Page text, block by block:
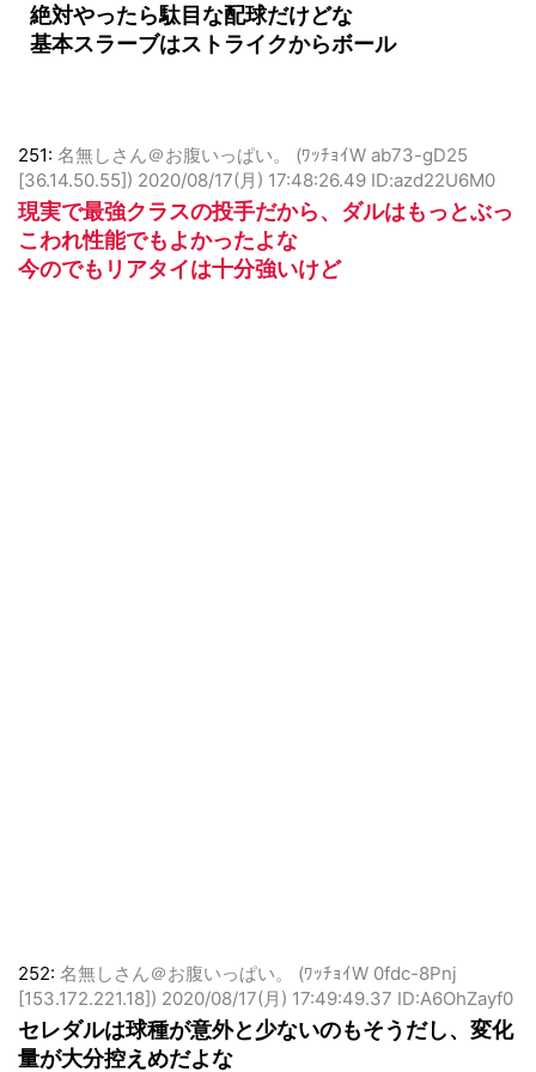
絶対やったら駄目な配球だけどな
基本スラーブはストライクからボール
251: 名無しさん＠お腹いっぱい。 (ﾜｯﾁｮｲW ab73-gD25
[36.14.50.55]) 2020/08/17(月) 17:48:26.49 ID:azd22U6M0
現実で最強クラスの投手だから、ダルはもっとぶっ
こわれ性能でもよかったよな
今のでもリアタイは十分強いけど
252: 名無しさん＠お腹いっぱい。 (ﾜｯﾁｮｲW 0fdc-8Pnj
[153.172.221.18]) 2020/08/17(月) 17:49:49.37 ID:A6OhZayf0
セレダルは球種が意外と少ないのもそうだし、変化
量が大分控えめだよな